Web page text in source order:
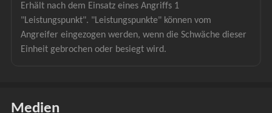
Erhält nach dem Einsatz eines Angriffs 1
"Leistungspunkt". "Leistungspunkte" können vom
Angreifer eingezogen werden, wenn die Schwäche dieser
Einheit gebrochen oder besiegt wird.
Medien